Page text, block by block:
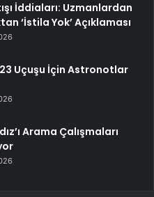
İddiaları: Uzmanlardan
‘İstila Yok’ Açıklaması
Uçuşu İçin Astronotlar
Arama Çalışmaları